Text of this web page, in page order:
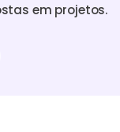
em projetos.